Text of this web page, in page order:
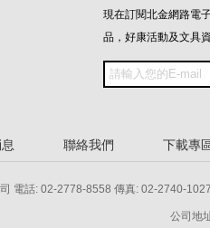
現在訂閱北金網路電
品，好康活動及文具
聯絡我們 下載專
電話: 02-2778-8558 傳真: 02-2740-
公司地